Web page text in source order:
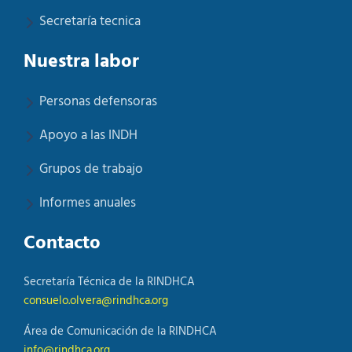
Secretaría tecnica
Nuestra labor
Personas defensoras
Apoyo a las INDH
Grupos de trabajo
Informes anuales
Contacto
Secretaría Técnica de la RINDHCA
consuelo.olvera@rindhca.org
Área de Comunicación de la RINDHCA